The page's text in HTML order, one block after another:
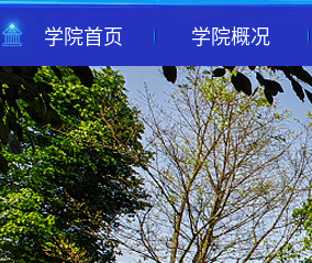
学院首页 学院概况